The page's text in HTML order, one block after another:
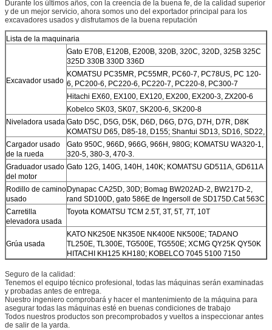
Durante los últimos años, con la creencia de la buena fe, de la calidad superior
y de un mejor servicio, ahora somos uno del exportador principal para los
excavadores usados y disfrutamos de la buena reputación
Lista de la maquinaria
Excavador usado
Gato E70B, E120B, E200B, 320B, 320C, 320D, 325B 325C
325D 330B 330D 336D
KOMATSU PC35MR, PC55MR, PC60-7, PC78US, PC 120-
6, PC200-6, PC220-6, PC220-7, PC220-8, PC300-7
Hitachi EX60, EX100, EX120, EX200, EX200-3, ZX200-6
Kobelco SK03, SK07, SK200-6, SK200-8
Niveladora usada Gato D5C, D5G, D5K, D6D, D6G, D7G, D7H, D7R, D8K
KOMATSU D65, D85-18, D155; Shantui SD13, SD16, SD22,
Cargador usado
de la rueda
Gato 950C, 966D, 966G, 966H, 980G; KOMATSU WA320-1,
320-5, 380-3, 470-3.
Graduador usado
del motor
Gato 12G, 140G, 140H, 140K; KOMATSU GD511A, GD611A
Rodillo de camino
usado
Dynapac CA25D, 30D; Bomag BW202AD-2, BW217D-2,
rand SD100D, gato 586E de Ingersoll de SD175D.Cat 563C
Carretilla
elevadora usada
Toyota KOMATSU TCM 2.5T, 3T, 5T, 7T, 10T
Grúa usada
KATO NK250E NK350E NK400E NK500E; TADANO
TL250E, TL300E, TG500E, TG550E; XCMG QY25K QY50K
HITACHI KH125 KH180; KOBELCO 7045 5100 7150
Seguro de la calidad:
Tenemos el equipo técnico profesional, todas las máquinas serán examinadas
y probadas antes de entrega.
Nuestro ingeniero comprobará y hacer el mantenimiento de la máquina para
asegurar todas las máquinas esté en buenas condiciones de trabajo
Todos nuestros productos son precomprobados y vueltos a inspeccionar antes
de salir de la yarda.